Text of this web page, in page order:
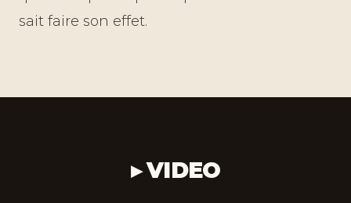
sait faire son effet.
▸ VIDEO